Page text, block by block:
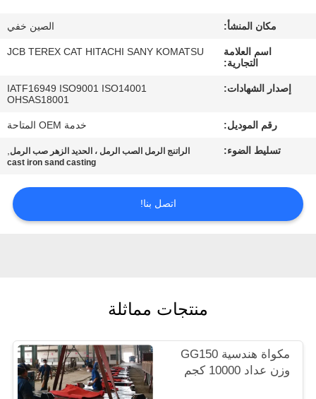
مراقبة
الجودة
اطلب
PRIVACY
POLICY
مكان المنشأ: الصين خفي
اسم العلامة
التجارية:
JCB TEREX CAT HITACHI SANY KOMATSU
إصدار الشهادات:
IATF16949 ISO9001 ISO14001
OHSAS18001
رقم الموديل: خدمة OEM المتاحة
تسليط الضوء: الراتنج الرمل الصب الرمل ، الحديد الزهر صب الرمل,
cast iron sand casting
اتصل بنا!
منتجات مماثلة
مكواة هندسية GG150
وزن عداد 10000 كجم